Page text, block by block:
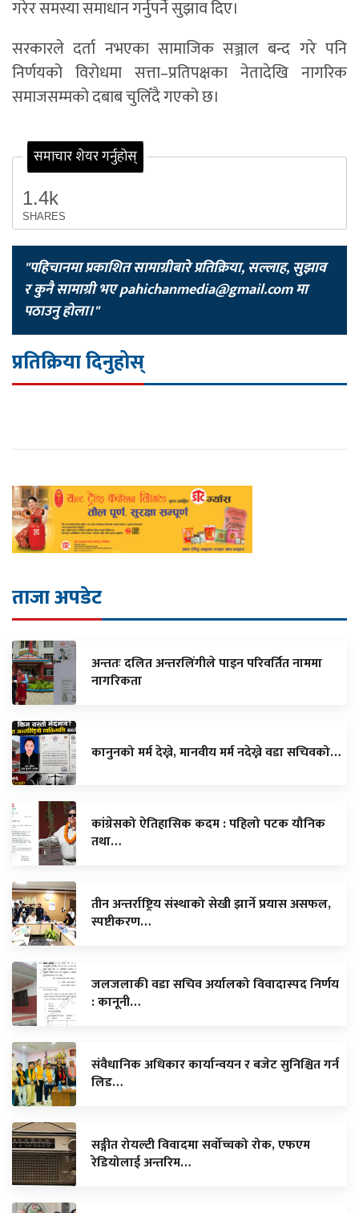
गरेर समस्या समाधान गर्नुपर्ने सुझाव दिए।
सरकारले दर्ता नभएका सामाजिक सञ्जाल बन्द गरे पनि
निर्णयको विरोधमा सत्ता–प्रतिपक्षका नेतादेखि नागरिक
समाजसम्मको दबाब चुलिँदै गएको छ।
समाचार शेयर गर्नुहोस्
1.4k
SHARES
"पहिचानमा प्रकाशित सामाग्रीबारे प्रतिक्रिया, सल्लाह, सुझाव
र कुनै सामाग्री भएpahichanmedia@gmail.comमा
पठाउनु होला।"
प्रतिक्रिया दिनुहोस्
ताजा अपडेट
अन्ततः दलित अन्तरलिंगीले पाइन परिवर्तित नाममा
नागरिकता
कानुनको मर्म देख्ने, मानवीय मर्म नदेख्ने वडा सचिवको…
कांग्रेसको ऐतिहासिक कदम : पहिलो पटक यौनिक
तथा…
तीन अन्तर्राष्ट्रिय संस्थाको सेखी झार्ने प्रयास असफल,
स्पष्टीकरण…
जलजलाकी वडा सचिव अर्यालको विवादास्पद निर्णय
: कानूनी…
संवैधानिक अधिकार कार्यान्वयन र बजेट सुनिश्चित गर्न
लिड…
सङ्गीत रोयल्टी विवादमा सर्वोच्चको रोक, एफएम
रेडियोलाई अन्तरिम…